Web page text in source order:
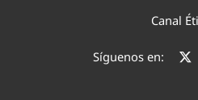
Canal
Síguenos en: